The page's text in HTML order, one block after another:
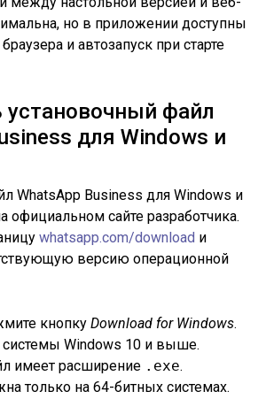
но в приложении доступны
и автозапуск при старте
установочный файл
для Windows и
WhatsApp Business для Windows и
официальном сайте разработчика.
whatsapp.com/download и
версию операционной
кнопкуDownload for Windows.
Windows 10 и выше.
имеет расширение .exe.
только на 64-битных системах.